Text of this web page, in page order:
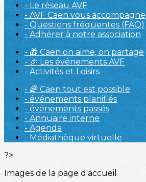
- Le réseau AVF
- AVF Caen vous accompagne
- Questions fréquentes (FAQ)
- Adhérer à notre association
- 🎁 Caen on aime, on partage
- 🎉 Les événements AVF
- Activités et Loisirs
- 🌈 Caen tout est possible
- événements planifiés
- événements passés
- Annuaire interne
- Agenda
- Médiathèque virtuelle
?>
Images de la page d'accueil